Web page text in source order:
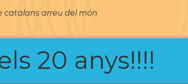
catalans arreu del món
20 anys!!!!